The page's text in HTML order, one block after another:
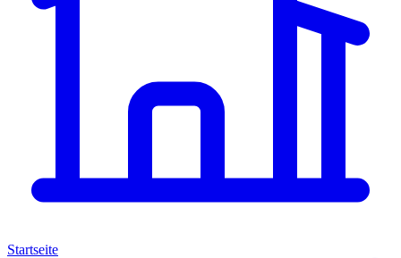
Startseite